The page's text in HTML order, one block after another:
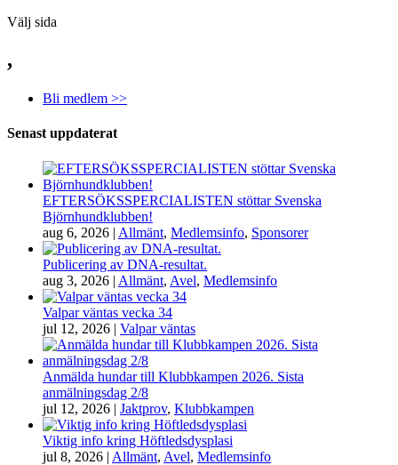
Välj sida
,
Bli medlem >>
Senast uppdaterat
EFTERSÖKSSPERCIALISTEN stöttar Svenska
Björnhundklubben!
aug 6, 2026 | Allmänt, Medlemsinfo, Sponsorer
Publicering av DNA-resultat.
aug 3, 2026 | Allmänt, Avel, Medlemsinfo
Valpar väntas vecka 34
jul 12, 2026 | Valpar väntas
Anmälda hundar till Klubbkampen 2026. Sista
anmälningsdag 2/8
jul 12, 2026 | Jaktprov, Klubbkampen
Viktig info kring Höftledsdysplasi
jul 8, 2026 | Allmänt, Avel, Medlemsinfo